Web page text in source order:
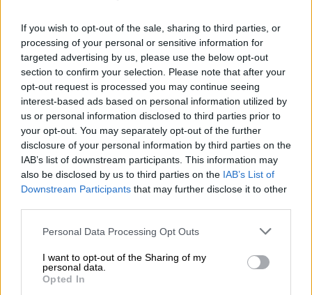
If you wish to opt-out of the sale, sharing to third parties, or
processing of your personal or sensitive information for
targeted advertising by us, please use the below opt-out
section to confirm your selection. Please note that after your
opt-out request is processed you may continue seeing
interest-based ads based on personal information utilized by
us or personal information disclosed to third parties prior to
your opt-out. You may separately opt-out of the further
disclosure of your personal information by third parties on the
IAB’s list of downstream participants. This information may
also be disclosed by us to third parties on the IAB’s List of
Downstream Participants that may further disclose it to other
Please note that this website/app uses one or more Google
not limited to your visit or usage behaviour. You may click to
grant or deny consent to Google and its third-party tags to
use your data for below specified purposes in below Google
Personal Data Processing Opt Outs
I want to opt-out of the Sharing of my
personal data.
Opted In
Ελλάδα|02.09.2023 17:45
Εξαρθρώθηκε εγκληματική
οργάνωση που στόχευε και λήστευε
τουρίστες στη Σαντορίνη - Οι
περιοχές που δρούσαν